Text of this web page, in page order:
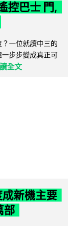
控巴士 門,
一位就讀中三的
步步變成真正可
全文
新機主要
部